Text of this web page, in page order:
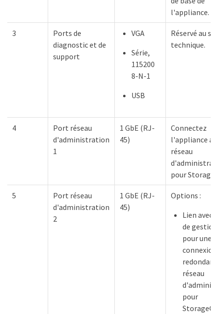
l'appliance.
3
Ports de
diagnostic et de
support
VGA
Série,
115200
8-N-1
USB
Réservé au
technique.
4
Port réseau
d'administration
1
1 GbE (RJ-
45)
Connectez
l'appliance au
réseau
pour
5
Port réseau
d'administration
2
1 GbE (RJ-
45)
Options :
Lien avec
de
pour une
connexion
réseau
pour